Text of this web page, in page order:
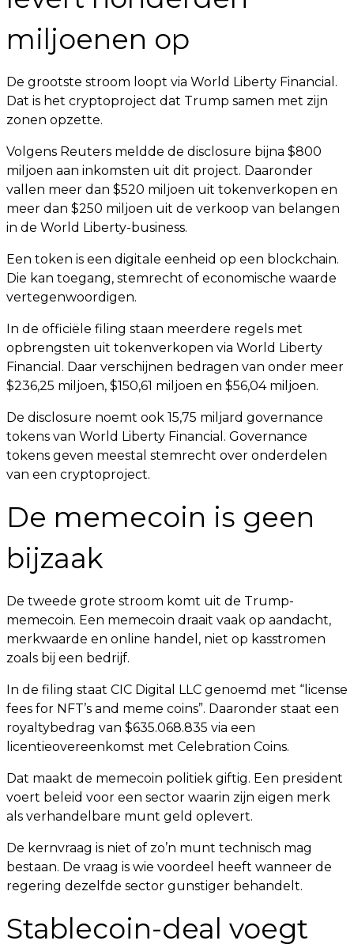
miljoenen op
De grootste stroom loopt via World Liberty Financial.
Dat is het cryptoproject dat Trump samen met zijn
zonen opzette.
Volgens Reuters meldde de disclosure bijna $800
miljoen aan inkomsten uit dit project. Daaronder
vallen meer dan $520 miljoen uit tokenverkopen en
meer dan $250 miljoen uit de verkoop van belangen
in de World Liberty-business.
Een token is een digitale eenheid op een blockchain.
Die kan toegang, stemrecht of economische waarde
vertegenwoordigen.
In de officiële filing staan meerdere regels met
opbrengsten uit tokenverkopen via World Liberty
Financial. Daar verschijnen bedragen van onder meer
$236,25 miljoen, $150,61 miljoen en $56,04 miljoen.
De disclosure noemt ook 15,75 miljard governance
tokens van World Liberty Financial. Governance
tokens geven meestal stemrecht over onderdelen
van een cryptoproject.
De memecoin is geen
bijzaak
De tweede grote stroom komt uit de Trump-
memecoin. Een memecoin draait vaak op aandacht,
merkwaarde en online handel, niet op kasstromen
zoals bij een bedrijf.
In de filing staat CIC Digital LLC genoemd met “license
fees for NFT’s and meme coins”. Daaronder staat een
royaltybedrag van $635.068.835 via een
licentieovereenkomst met Celebration Coins.
Dat maakt de memecoin politiek giftig. Een president
voert beleid voor een sector waarin zijn eigen merk
als verhandelbare munt geld oplevert.
De kernvraag is niet of zo’n munt technisch mag
bestaan. De vraag is wie voordeel heeft wanneer de
regering dezelfde sector gunstiger behandelt.
Stablecoin-deal voegt